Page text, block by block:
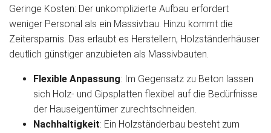
Geringe Kosten: Der unkomplizierte Aufbau erfordert
weniger Personal als ein Massivbau. Hinzu kommt die
Zeitersparnis. Das erlaubt es Herstellern, Holzständerhäuser
deutlich günstiger anzubieten als Massivbauten.
Flexible Anpassung: Im Gegensatz zu Beton lassen
sich Holz- und Gipsplatten flexibel auf die Bedürfnisse
der Hauseigentümer zurechtschneiden.
Nachhaltigkeit: Ein Holzständerbau besteht zum